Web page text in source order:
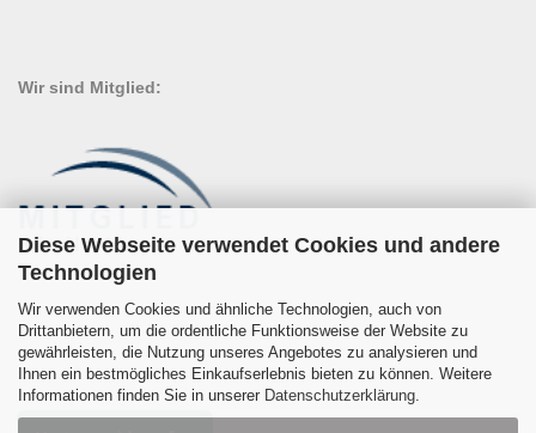
Diese Webseite verwendet Cookies und andere
Technologien
Wir verwenden Cookies und ähnliche Technologien, auch von
Drittanbietern, um die ordentliche Funktionsweise der Website zu
gewährleisten, die Nutzung unseres Angebotes zu analysieren und
Ihnen ein bestmögliches Einkaufserlebnis bieten zu können. Weitere
Informationen finden Sie in unserer Datenschutzerklärung.
Wir sind Mitglied: